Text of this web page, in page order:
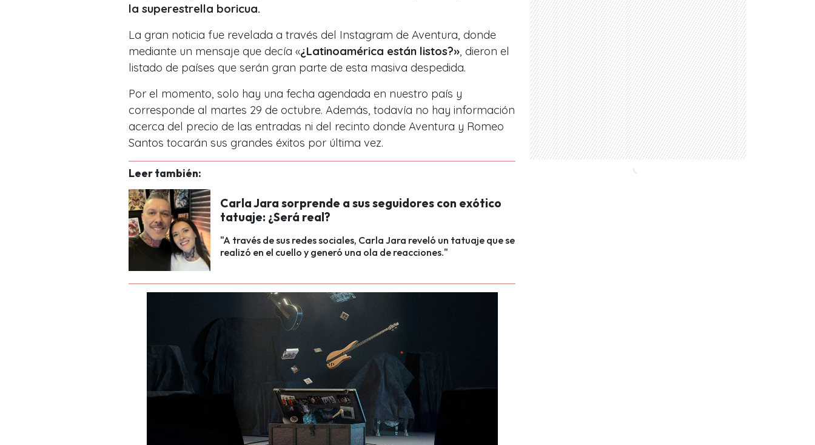
la superestrella boricua.
La gran noticia fue revelada a través del Instagram de Aventura, donde
mediante un mensaje que decía «¿Latinoamérica están listos?» , dieron el
listado de países que serán gran parte de esta masiva despedida.
Por el momento, solo hay una fecha agendada en nuestro país y
corresponde al martes 29 de octubre. Además, todavía no hay información
acerca del precio de las entradas ni del recinto donde Aventura y Romeo
Santos tocarán sus grandes éxitos por última vez.
Leer también:
Carla Jara sorprende a sus seguidores con exótico
tatuaje: ¿Será real?
"A través de sus redes sociales, Carla Jara reveló un tatuaje que se
realizó en el cuello y generó una ola de reacciones."